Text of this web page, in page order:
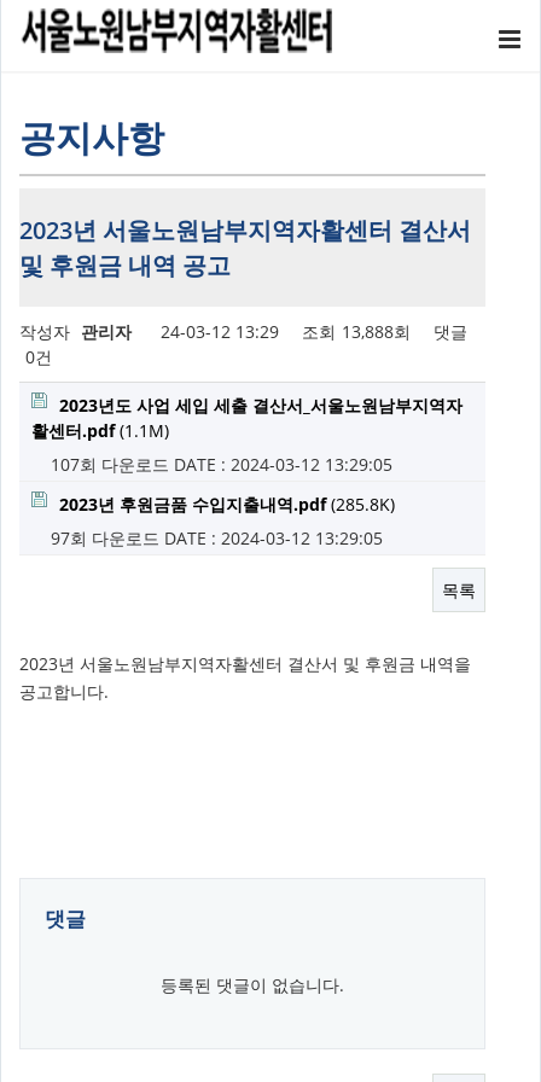
공지사항
2023년 서울노원남부지역자활센터 결산서
및 후원금 내역 공고
작성자 관리자 24-03-12 13:29 조회 13,888회
댓글
0건
2023년도 사업 세입 세출 결산서_서울노원남부지역자
활센터.pdf(1.1M)
107회 다운로드 DATE : 2024-03-12 13:29:05
2023년 후원금품 수입지출내역.pdf(285.8K)
97회 다운로드 DATE : 2024-03-12 13:29:05
목록
2023년 서울노원남부지역자활센터 결산서 및 후원금 내역을
공고합니다.
댓글
등록된 댓글이 없습니다.